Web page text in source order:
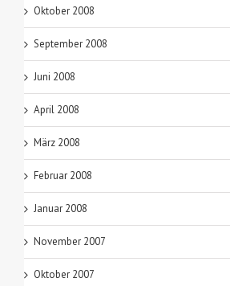
Oktober 2008
September 2008
Juni 2008
April 2008
März 2008
Februar 2008
Januar 2008
November 2007
Oktober 2007